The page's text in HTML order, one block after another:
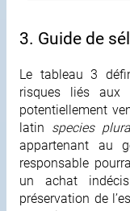
3. Guide de
Le tableau 3
risques liés aux
potentiellement
latin species
appartenant au
responsable
un achat
préservation de